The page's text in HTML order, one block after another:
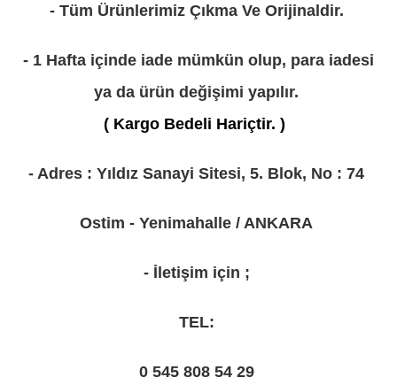
- Tüm Ürünlerimiz Çıkma Ve Orijinaldir.
- 1 Hafta içinde iade mümkün olup, para iadesi
ya da ürün değişimi yapılır.
( Kargo Bedeli Hariçtir. )
- Adres : Yıldız Sanayi Sitesi, 5. Blok, No : 74
Ostim - Yenimahalle / ANKARA
- İletişim için ;
TEL:
0 545 808 54 29